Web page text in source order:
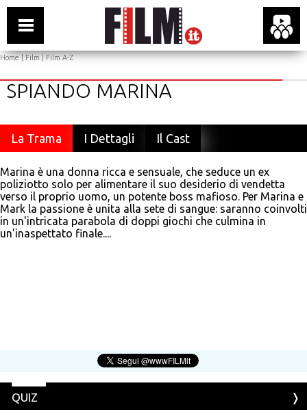
Home|Film|Film A-Z
SPIANDO MARINA
La Trama I Dettagli Il Cast
Marina è una donna ricca e sensuale, che seduce un ex
poliziotto solo per alimentare il suo desiderio di vendetta
verso il proprio uomo, un potente boss mafioso. Per Marina e
Mark la passione è unita alla sete di sangue: saranno coinvolti
in un'intricata parabola di doppi giochi che culmina in
un'inaspettato finale....
QUIZ